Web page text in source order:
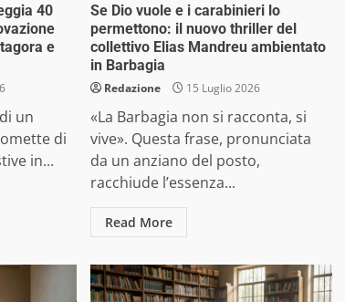
40
e
un
di
in...
Se Dio vuole e i carabinieri lo
permettono: il nuovo thriller del
collettivo Elias Mandreu ambientato
in Barbagia
Redazione 15 Luglio 2026
«La Barbagia non si racconta, si
vive». Questa frase, pronunciata
da un anziano del posto,
racchiude l’essenza...
Read More